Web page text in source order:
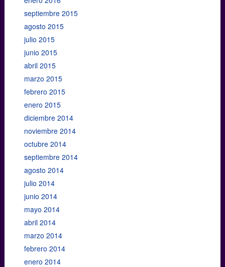
septiembre 2015
agosto 2015
julio 2015
junio 2015
abril 2015
marzo 2015
febrero 2015
enero 2015
diciembre 2014
noviembre 2014
octubre 2014
septiembre 2014
agosto 2014
julio 2014
junio 2014
mayo 2014
abril 2014
marzo 2014
febrero 2014
enero 2014